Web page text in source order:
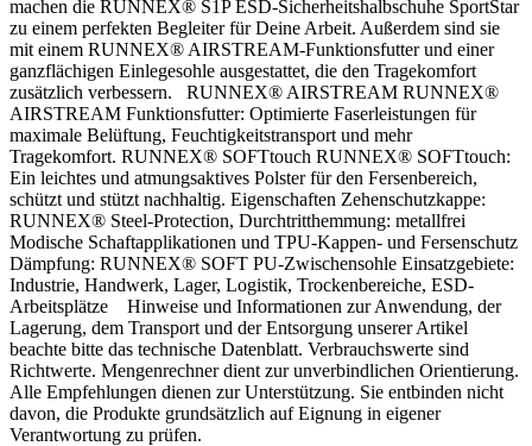
machen die RUNNEX® S1P ESD-Sicherheitshalbschuhe SportStar
zu einem perfekten Begleiter für Deine Arbeit. Außerdem sind sie
mit einem RUNNEX® AIRSTREAM-Funktionsfutter und einer
ganzflächigen Einlegesohle ausgestattet, die den Tragekomfort
zusätzlich verbessern. RUNNEX® AIRSTREAM RUNNEX®
AIRSTREAM Funktionsfutter: Optimierte Faserleistungen für
maximale Belüftung, Feuchtigkeitstransport und mehr
Tragekomfort. RUNNEX® SOFTtouch RUNNEX® SOFTtouch:
Ein leichtes und atmungsaktives Polster für den Fersenbereich,
schützt und stützt nachhaltig. Eigenschaften Zehenschutzkappe:
RUNNEX® Steel-Protection, Durchtritthemmung: metallfrei
Modische Schaftapplikationen und TPU-Kappen- und Fersenschutz
Dämpfung: RUNNEX® SOFT PU-Zwischensohle Einsatzgebiete:
Industrie, Handwerk, Lager, Logistik, Trockenbereiche, ESD-
Arbeitsplätze Hinweise und Informationen zur Anwendung, der
Lagerung, dem Transport und der Entsorgung unserer Artikel
beachte bitte das technische Datenblatt. Verbrauchswerte sind
Richtwerte. Mengenrechner dient zur unverbindlichen Orientierung.
Alle Empfehlungen dienen zur Unterstützung. Sie entbinden nicht
davon, die Produkte grundsätzlich auf Eignung in eigener
Verantwortung zu prüfen.